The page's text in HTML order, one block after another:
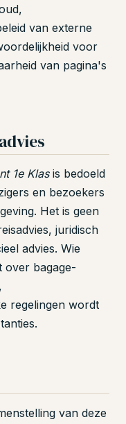
van externe
voor
van pagina's
1e Klasis bedoeld
en bezoekers
Het is geen
juridisch
advies. Wie
over bagage-
regelingen wordt
van deze